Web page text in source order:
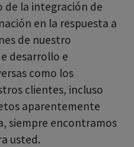
de la integración de
en la respuesta a
de nuestro
desarrollo e
como los
clientes, incluso
aparentemente
siempre encontramos
usted.